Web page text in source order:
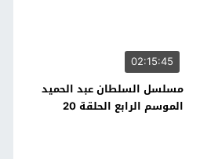
02:15:45
مسلسل السلطان عبد الحميد
الموسم الرابع الحلقة 20